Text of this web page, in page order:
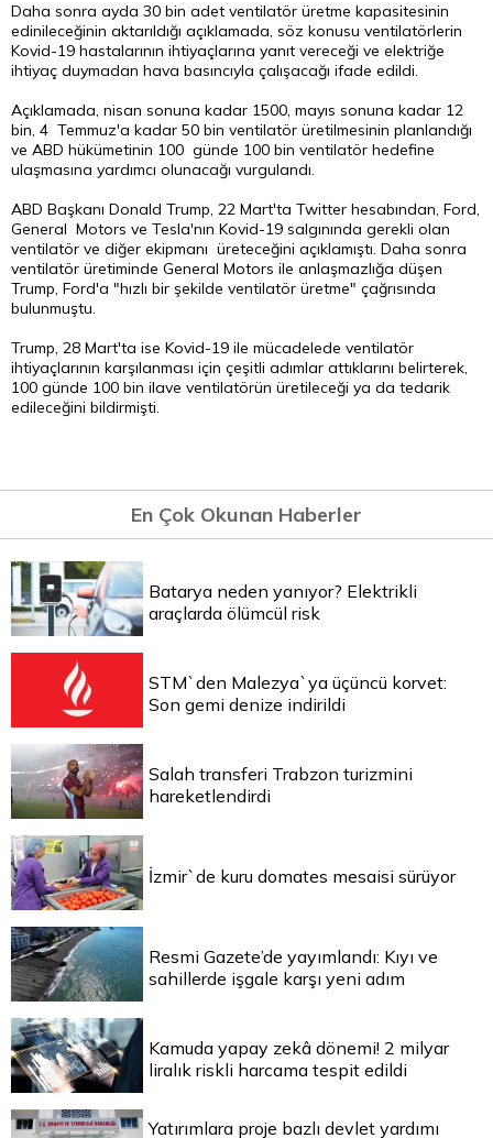
Daha sonra ayda 30 bin adet ventilatör üretme kapasitesinin
edinileceğinin aktarıldığı açıklamada, söz konusu ventilatörlerin
Kovid-19 hastalarının ihtiyaçlarına yanıt vereceği ve elektriğe
ihtiyaç duymadan hava basıncıyla çalışacağı ifade edildi.
Açıklamada, nisan sonuna kadar 1500, mayıs sonuna kadar 12
bin, 4 Temmuz'a kadar 50 bin ventilatör üretilmesinin planlandığı
ve ABD hükümetinin 100 günde 100 bin ventilatör hedefine
ulaşmasına yardımcı olunacağı vurgulandı.
ABD Başkanı Donald Trump, 22 Mart'ta Twitter hesabından, Ford,
General Motors ve Tesla'nın Kovid-19 salgınında gerekli olan
ventilatör ve diğer ekipmanı üreteceğini açıklamıştı. Daha sonra
ventilatör üretiminde General Motors ile anlaşmazlığa düşen
Trump, Ford'a "hızlı bir şekilde ventilatör üretme" çağrısında
bulunmuştu.
Trump, 28 Mart'ta ise Kovid-19 ile mücadelede ventilatör
ihtiyaçlarının karşılanması için çeşitli adımlar attıklarını belirterek,
100 günde 100 bin ilave ventilatörün üretileceği ya da tedarik
edileceğini bildirmişti.
En Çok Okunan Haberler
Batarya neden yanıyor? Elektrikli
araçlarda ölümcül risk
STM`den Malezya`ya üçüncü korvet:
Son gemi denize indirildi
Salah transferi Trabzon turizmini
hareketlendirdi
İzmir`de kuru domates mesaisi sürüyor
Resmi Gazete’de yayımlandı: Kıyı ve
sahillerde işgale karşı yeni adım
Kamuda yapay zekâ dönemi! 2 milyar
liralık riskli harcama tespit edildi
Yatırımlara proje bazlı devlet yardımı